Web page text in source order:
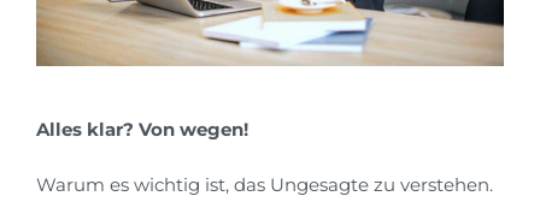
Alles klar? Von wegen!
Warum es wichtig ist, das Ungesagte zu verstehen.